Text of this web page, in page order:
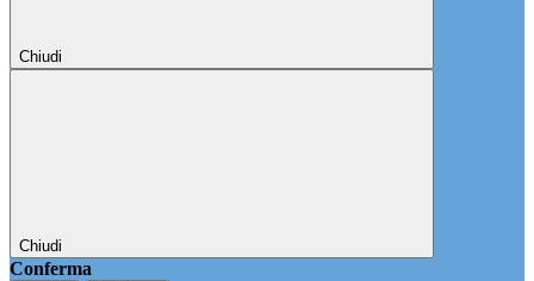
Chiudi
Chiudi
Conferma